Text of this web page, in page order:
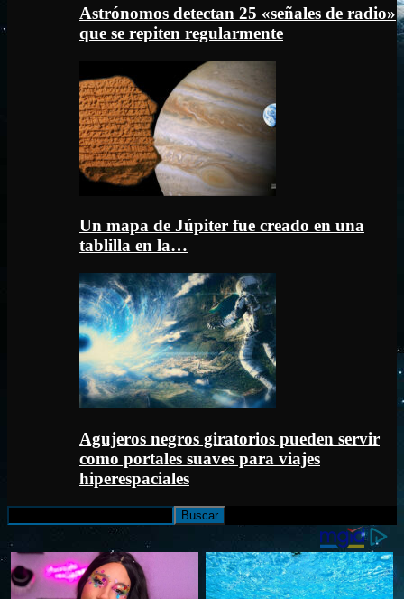
Astrónomos detectan 25 «señales de radio»
que se repiten regularmente
Un mapa de Júpiter fue creado en una
tablilla en la…
Agujeros negros giratorios pueden servir
como portales suaves para viajes
hiperespaciales